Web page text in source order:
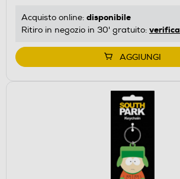
Acquisto online: disponibile
Ritiro in negozio in 30' gratuito: verifica
AGGIUNGI